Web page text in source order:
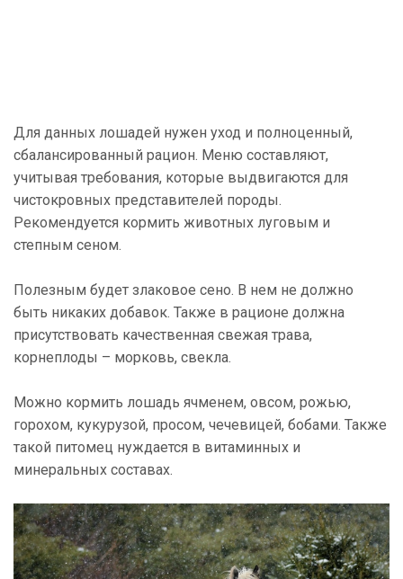
Для данных лошадей нужен уход и полноценный,
сбалансированный рацион. Меню составляют,
учитывая требования, которые выдвигаются для
чистокровных представителей породы.
Рекомендуется кормить животных луговым и
степным сеном.
Полезным будет злаковое сено. В нем не должно
быть никаких добавок. Также в рационе должна
присутствовать качественная свежая трава,
корнеплоды – морковь, свекла.
Можно кормить лошадь ячменем, овсом, рожью,
горохом, кукурузой, просом, чечевицей, бобами. Также
такой питомец нуждается в витаминных и
минеральных составах.